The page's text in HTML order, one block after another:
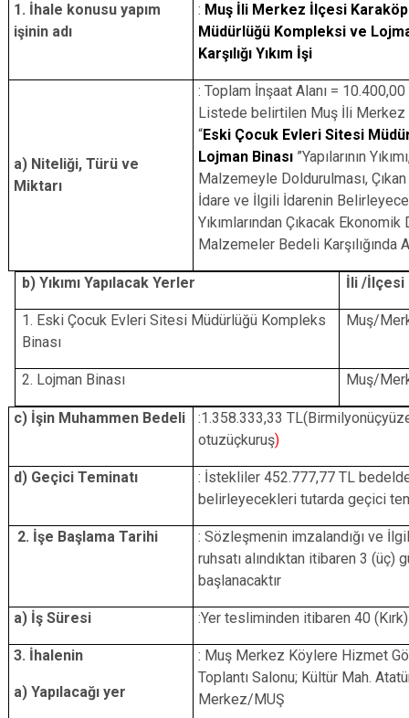
1. İhale konusu yapım
işinin adı
: Muş İli Merkez İlçesi
Müdürlüğü Kompleksi ve
Karşılığı Yıkım İşi
a) Niteliği, Türü ve
Miktarı
: Toplam İnşaat Alanı =
Listede belirtilen Muş İli Merkez
“Eski Çocuk Evleri Sitesi
Lojman Binası ”Yapılarının
Malzemeyle Doldurulması,
İdare ve İlgili İdarenin
Yıkımlarından Çıkacak
Malzemeler Bedeli Karşılığında
b) Yıkımı Yapılacak Yerler İli /İlçesi
1. Eski Çocuk Evleri Sitesi Müdürlüğü Kompleks
Binası
Muş/
2. Lojman Binası Muş/
c) İşin Muhammen Bedeli
:1.358.333,33
otuzüçkuruş)
d) Geçici Teminatı
: İstekliler 452.777,77 TL
belirleyecekleri tutarda geçici
2. İşe Başlama Tarihi
: Sözleşmenin imzalandığı ve
ruhsatı alındıktan itibaren 3
başlanacaktır
a) İş Süresi :Yer tesliminden itibaren 40
3. İhalenin
a) Yapılacağı yer
: Muş Merkez Köylere Hizmet
Toplantı Salonu; Kültür Mah.
Merkez/MUŞ